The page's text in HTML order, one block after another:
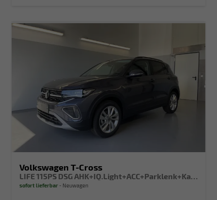
Volkswagen T-Cross
LIFE 115PS DSG AHK+IQ.Light+ACC+Parklenk+Kamera+Sitzheizung+Alu17+Keyless
sofort lieferbar Neuwagen